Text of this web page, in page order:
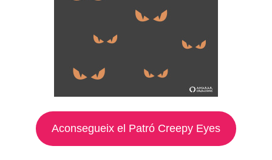
Aconsegueix el Patró Creepy Eyes